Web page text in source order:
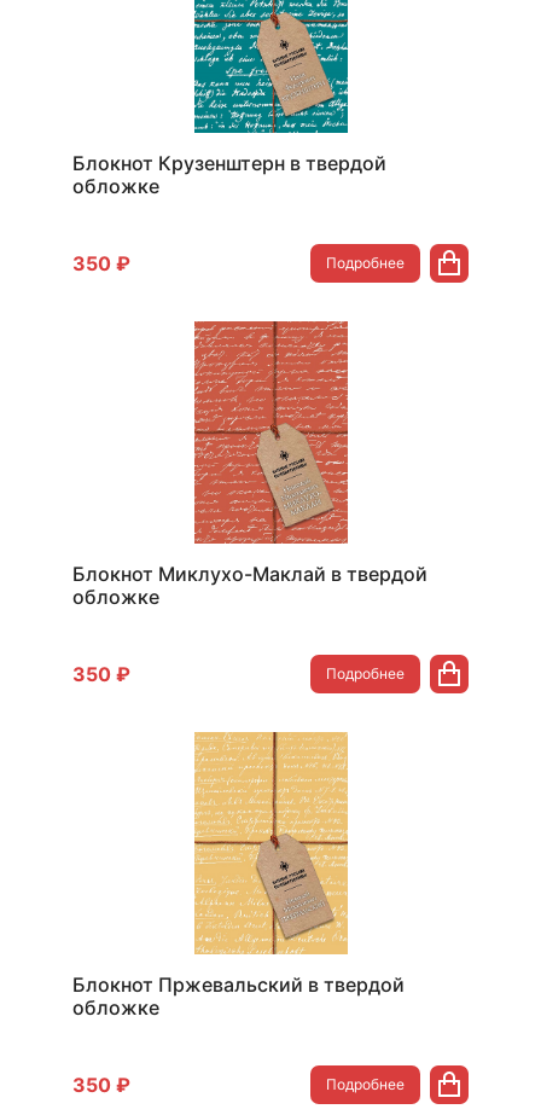
Блокнот Крузенштерн в твердой
обложке
350 ₽ Подробнее
Блокнот Миклухо-Маклай в твердой
обложке
350 ₽ Подробнее
Блокнот Пржевальский в твердой
обложке
350 ₽ Подробнее